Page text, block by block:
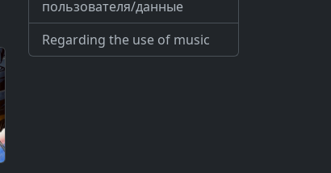
пользователя/данные
Regarding the use of music